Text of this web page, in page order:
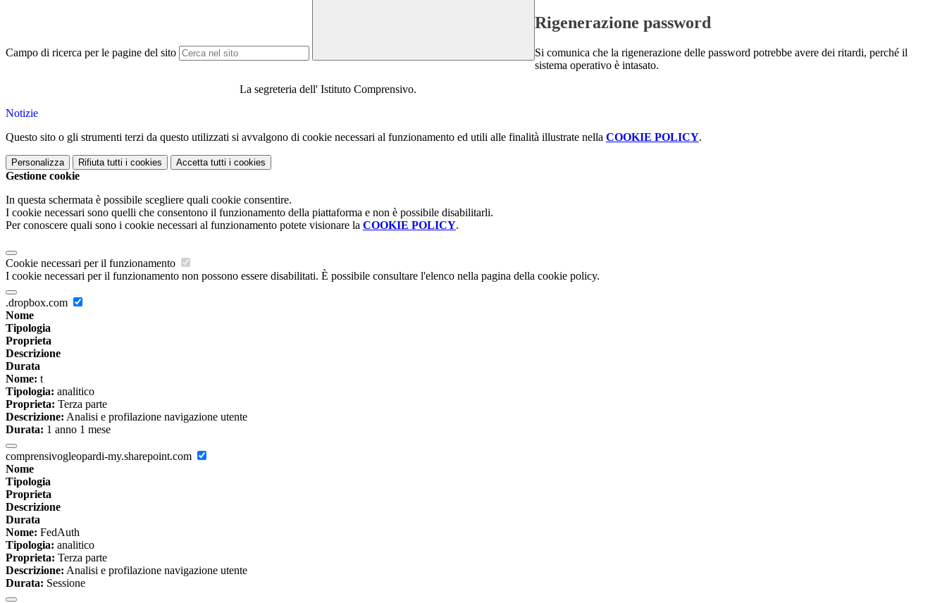
Campo di ricerca per le pagine del sito
Rigenerazione password
Si comunica che la rigenerazione delle password potrebbe avere dei ritardi, perché il
sistema operativo è intasato.
La segreteria dell' Istituto Comprensivo.
Notizie
Questo sito o gli strumenti terzi da questo utilizzati si avvalgono di cookie necessari al funzionamento ed utili alle finalità illustrate nella COOKIE POLICY.
Personalizza Rifiuta tutti i cookies Accetta tutti i cookies
Gestione cookie
In questa schermata è possibile scegliere quali cookie consentire.
I cookie necessari sono quelli che consentono il funzionamento della piattaforma e non è possibile disabilitarli.
Per conoscere quali sono i cookie necessari al funzionamento potete visionare la COOKIE POLICY.
Cookie necessari per il funzionamento
I cookie necessari per il funzionamento non possono essere disabilitati. È possibile consultare l'elenco nella pagina della cookie policy.
.dropbox.com
Nome
Tipologia
Proprieta
Descrizione
Durata
Nome: t
Tipologia: analitico
Proprieta: Terza parte
Descrizione: Analisi e profilazione navigazione utente
Durata: 1 anno 1 mese
comprensivogleopardi-my.sharepoint.com
Nome
Tipologia
Proprieta
Descrizione
Durata
Nome: FedAuth
Tipologia: analitico
Proprieta: Terza parte
Descrizione: Analisi e profilazione navigazione utente
Durata: Sessione